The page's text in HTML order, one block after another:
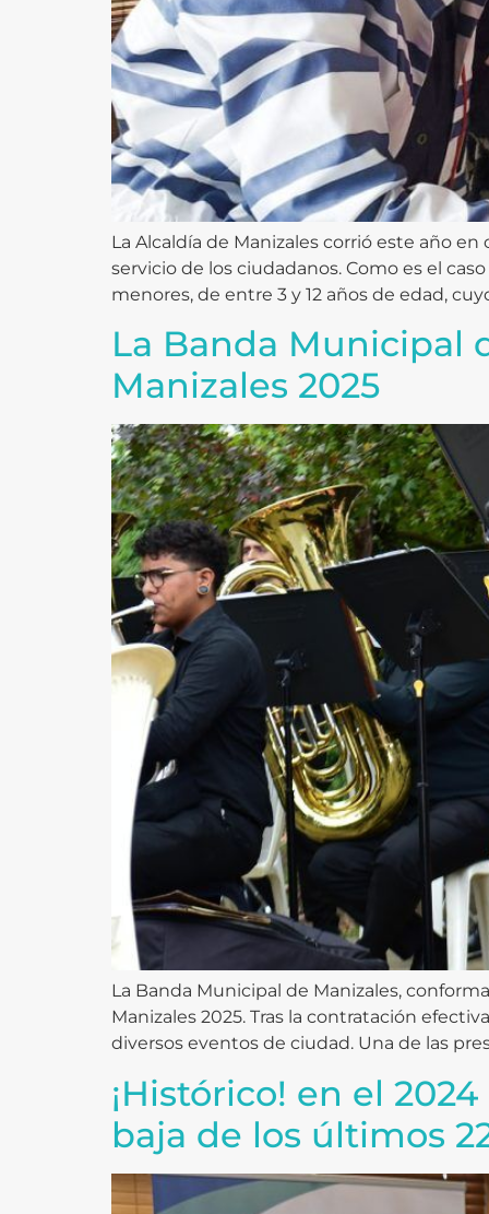
La Alcaldía de Manizales corrió este año
servicio de los ciudadanos. Como es el
menores, de entre 3 y 12 años de edad,
La Banda Municipal
Manizales 2025
La Banda Municipal de Manizales,
Manizales 2025. Tras la contratación
diversos eventos de ciudad. Una de las
¡Histórico! en el
baja de los últimos